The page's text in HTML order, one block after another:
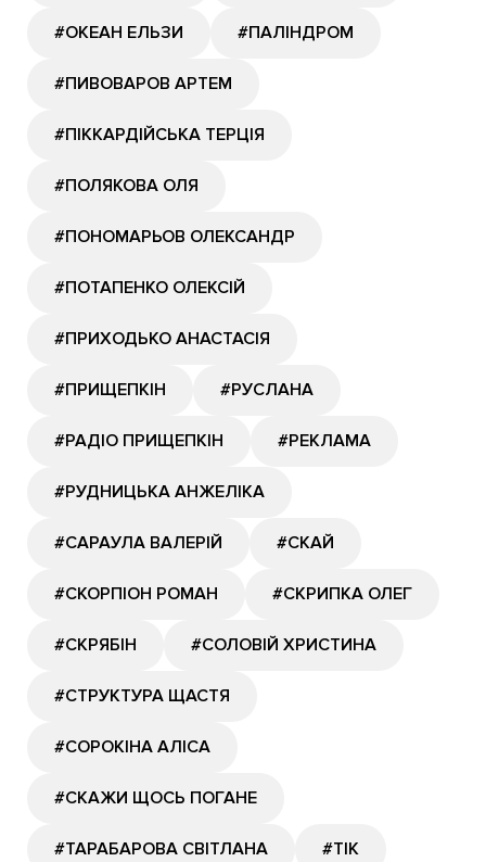
#ОКЕАН ЕЛЬЗИ #ПАЛІНДРОМ
#ПИВОВАРОВ АРТЕМ
#ПІККАРДІЙСЬКА ТЕРЦІЯ
#ПОЛЯКОВА ОЛЯ
#ПОНОМАРЬОВ ОЛЕКСАНДР
#ПОТАПЕНКО ОЛЕКСІЙ
#ПРИХОДЬКО АНАСТАСІЯ
#ПРИЩЕПКІН #РУСЛАНА
#РАДІО ПРИЩЕПКІН #РЕКЛАМА
#РУДНИЦЬКА АНЖЕЛІКА
#САРАУЛА ВАЛЕРІЙ #СКАЙ
#СКОРПІОН РОМАН #СКРИПКА ОЛЕГ
#СКРЯБІН #СОЛОВІЙ ХРИСТИНА
#СТРУКТУРА ЩАСТЯ
#СОРОКІНА АЛІСА
#СКАЖИ ЩОСЬ ПОГАНЕ
#ТАРАБАРОВА СВІТЛАНА #ТІК